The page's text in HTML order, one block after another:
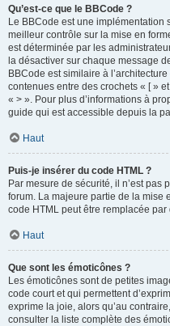
Qu’est-ce que le BBCode ?
Le BBCode est une implémentation
meilleur contrôle sur la mise en
est déterminée par les
la désactiver sur chaque message
BBCode est similaire à
contenues entre des crochets « [ »
« > ». Pour plus d’informations à
guide qui est accessible depuis la
Haut
Puis-je insérer du code HTML ?
Par mesure de sécurité, il n’est pas
forum. La majeure partie de la mise
code HTML peut être remplacée par
Haut
Que sont les émoticônes ?
Les émoticônes sont de petites
code court et qui permettent
exprime la joie, alors qu’au
consulter la liste complète des